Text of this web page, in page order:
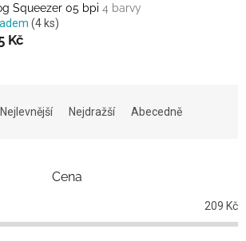
Squeezer 05 bpi 4 barvy
(4 ks)
Kč
Nejlevnější Nejdražší Abecedně
Cena
209 Kč